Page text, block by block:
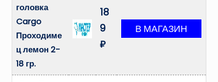
головка
Cargo
Проходиме
ц лемон 2-
18 гр.
18
9
₽